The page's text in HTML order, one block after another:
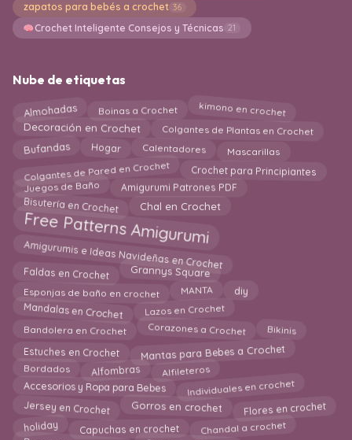
zapatos para bebés a crochet 36
Crochet Inteligente Consejos y Técnicas 21
Nube de etiquetas
Almohadas Boinas a Crochet kimono en crochet
Decoración en Crochet Colgantes de Plantas en Crochet
Bufandas Hogar Calentadores Mascarillas
Colgantes de Pared en Crochet Crochet para Principiantes
Juegos de Baño Amigurumi Patrones PDF
Bisutería en Crochet Chal en Crochet
Free Patterns Amigurumi
Amigurumis e Ideas Navideñas en Crochet
Faldas en Crochet Grannys Square
Esponjas de baño en crochet MANTA diy
Mandalas en Crochet Lazos en Crochet
Bandolera en Crochet Corazones a Crochet Bikinis
Estuches en Crochet Mantas para Bebes a Crochet
Bordados Alfombras Alfileteros
Accesorios y Ropa para Bebes Individuales en crochet
Jersey en Crochet Gorros en crochet Flores en crochet
holiday Capuchas en crochet Chandal a crochet